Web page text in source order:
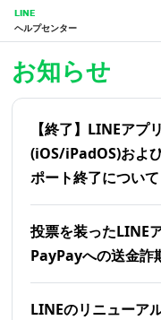
LINE
ヘルプセンター
お知らせ
【終了】LINEアプ
(iOS/iPadOS)およ
ポート終了について
投票を装ったLINE
PayPayへの送金詐
LINEのリニューア